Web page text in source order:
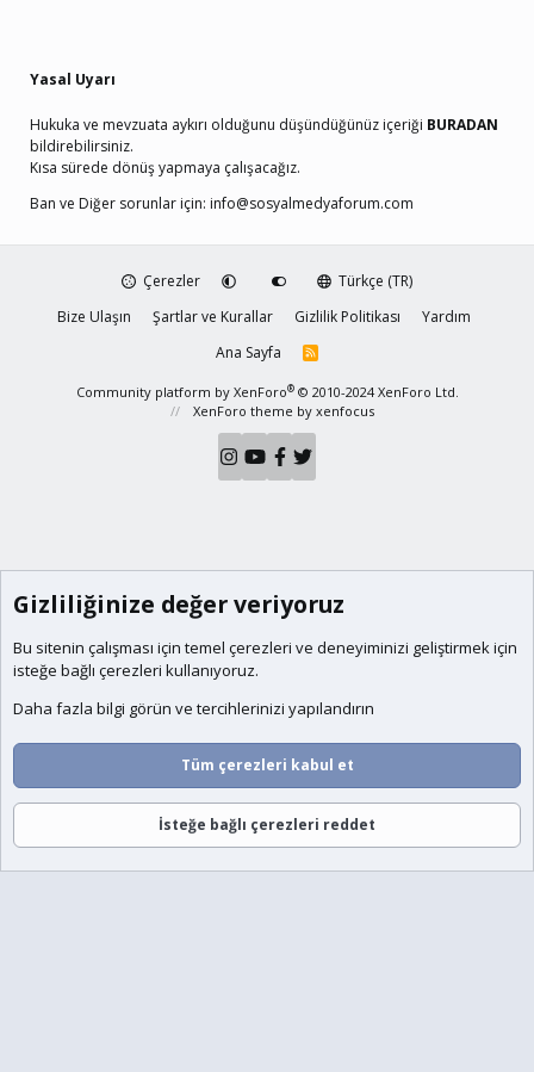
Yasal Uyarı
Hukuka ve mevzuata aykırı olduğunu düşündüğünüz içeriği BURADAN
bildirebilirsiniz.
Kısa sürede dönüş yapmaya çalışacağız.
Ban ve Diğer sorunlar için: info@sosyalmedyaforum.com
Çerezler
Türkçe (TR)
Bize Ulaşın
Şartlar ve Kurallar Gizlilik Politikası
Yardım
Ana Sayfa
R
S
Community platform by XenForo® © 2010-2024 XenForo Ltd.
XenForo theme by xenfocus
Gizliliğinize değer veriyoruz
Bu sitenin çalışması için temel çerezleri ve deneyiminizi geliştirmek için
isteğe bağlı çerezleri kullanıyoruz.
Daha fazla bilgi görün ve tercihlerinizi yapılandırın
Tüm çerezleri kabul et
İsteğe bağlı çerezleri reddet